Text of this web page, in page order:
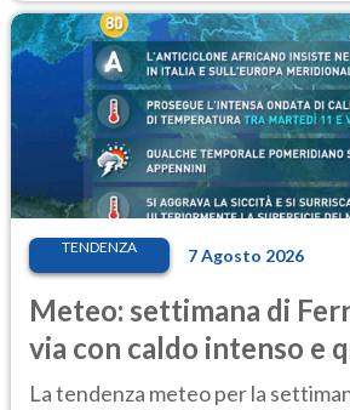
TENDENZA 7 Agosto 2026
Meteo: settimana di
via con caldo intenso e
temporale
La tendenza meteo per la